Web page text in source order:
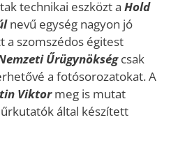
technikai eszközt a Hold
nevű egység nagyon jó
szomszédos égitest
Űrügynökségcsak
a fotósorozatokat. A
Viktormeg is mutat
által készített